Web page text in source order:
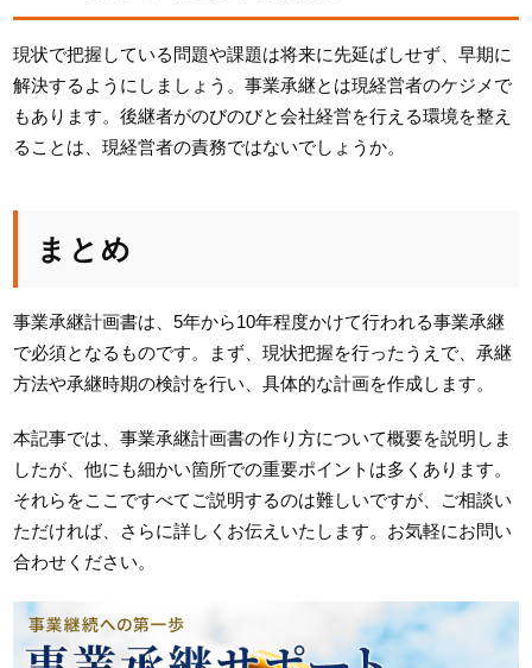
現状で把握している問題や課題は将来に先延ばしせず、早期に
解決するようにしましょう。事業承継とは現経営者のケジメで
もあります。後継者がのびのびと会社経営を行える環境を整え
ることは、現経営者の責務ではないでしょうか。
まとめ
事業承継計画書は、5年から10年程度かけて行われる事業承継
で必須となるものです。まず、現状把握を行ったうえで、承継
方法や承継時期の検討を行い、具体的な計画を作成します。
本記事では、事業承継計画書の作り方について概要を説明しま
したが、他にも細かい箇所での重要ポイントは多くあります。
それらをここですべてご説明するのは難しいですが、ご相談い
ただければ、さらに詳しくお伝えいたします。お気軽にお問い
合わせください。